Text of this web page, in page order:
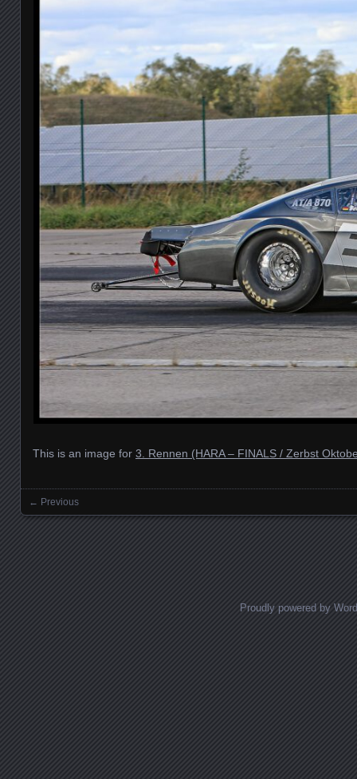
This is an image for 3. Rennen (HARA – FINALS / Zerbst
Images navigation
← Previous
Proudly powered by